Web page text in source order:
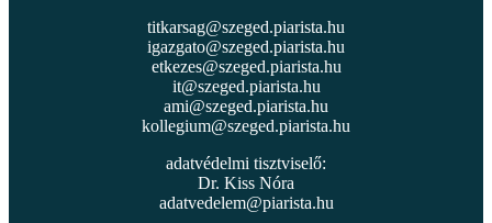
titkarsag@szeged.piarista.hu
igazgato@szeged.piarista.hu
etkezes@szeged.piarista.hu
it@szeged.piarista.hu
ami@szeged.piarista.hu
kollegium@szeged.piarista.hu
adatvédelmi tisztviselő:
Dr. Kiss Nóra
adatvedelem@piarista.hu